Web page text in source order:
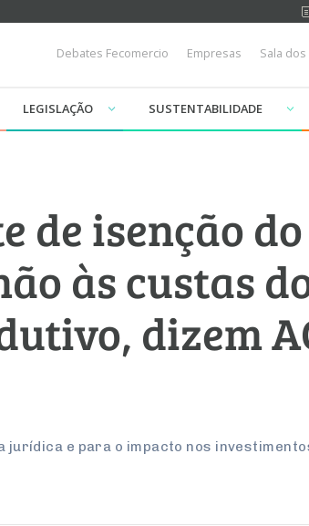
Debates Fecomercio Empresas Sala
LEGISLAÇÃO SUSTENTABILIDADE
isenção do
às custas
dizem
e para o impacto nos